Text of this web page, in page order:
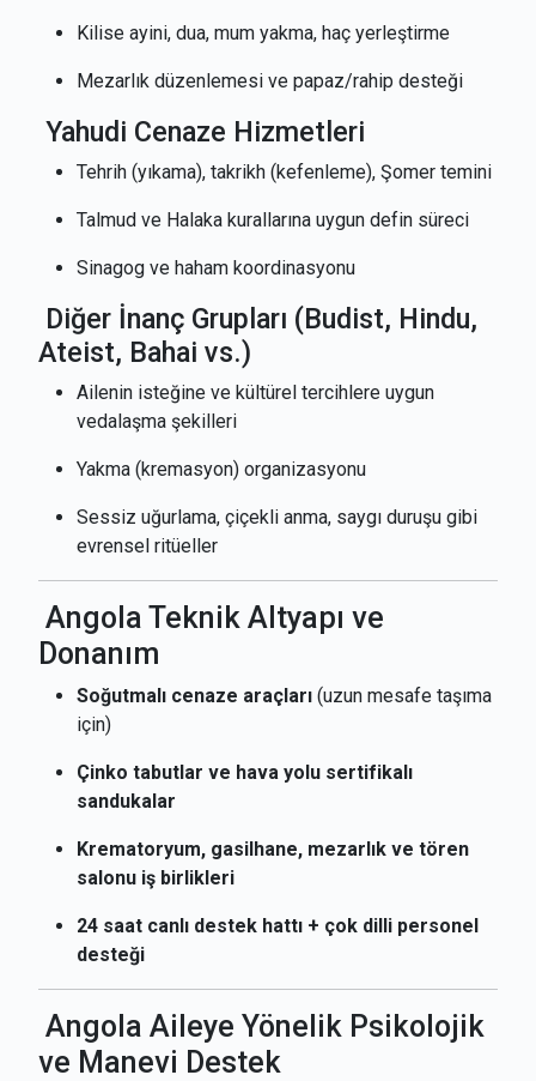
Kilise ayini, dua, mum yakma, haç yerleştirme
Mezarlık düzenlemesi ve papaz/rahip desteği
Yahudi Cenaze Hizmetleri
Tehrih (yıkama), takrikh (kefenleme), Şomer temini
Talmud ve Halaka kurallarına uygun defin süreci
Sinagog ve haham koordinasyonu
Diğer İnanç Grupları (Budist, Hindu,
Ateist, Bahai vs.)
Ailenin isteğine ve kültürel tercihlere uygun
vedalaşma şekilleri
Yakma (kremasyon) organizasyonu
Sessiz uğurlama, çiçekli anma, saygı duruşu gibi
evrensel ritüeller
Angola Teknik Altyapı ve
Donanım
Soğutmalı cenaze araçları (uzun mesafe taşıma
için)
Çinko tabutlar ve hava yolu sertifikalı
sandukalar
Krematoryum, gasilhane, mezarlık ve tören
salonu iş birlikleri
24 saat canlı destek hattı + çok dilli personel
desteği
Angola Aileye Yönelik Psikolojik
ve Manevi Destek